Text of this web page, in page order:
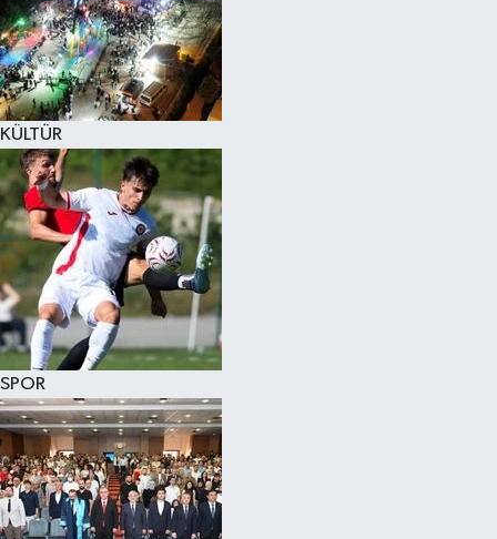
KÜLTÜR
SPOR
SPOR
TEKNOLOJİ
VİZYONDAKİLER
YAŞAM